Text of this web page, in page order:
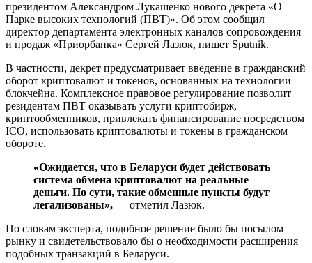
президентом Александром Лукашенко нового декрета «О
Парке высоких технологий (ПВТ)». Об этом сообщил
директор департамента электронных каналов сопровождения
и продаж «Приорбанка» Сергей Лазюк, пишет Sputnik.
В частности, декрет предусматривает введение в гражданский
оборот криптовалют и токенов, основанных на технологии
блокчейна. Комплексное правовое регулирование позволит
резидентам ПВТ оказывать услуги криптобирж,
криптообменников, привлекать финансирование посредством
ICO, использовать криптовалюты и токены в гражданском
обороте.
«Ожидается, что в Беларуси будет действовать
система обмена криптовалют на реальные
деньги. По сути, такие обменные пункты будут
легализованы», — отметил Лазюк.
По словам эксперта, подобное решение было бы посылом
рынку и свидетельствовало бы о необходимости расширения
подобных транзакций в Беларуси.